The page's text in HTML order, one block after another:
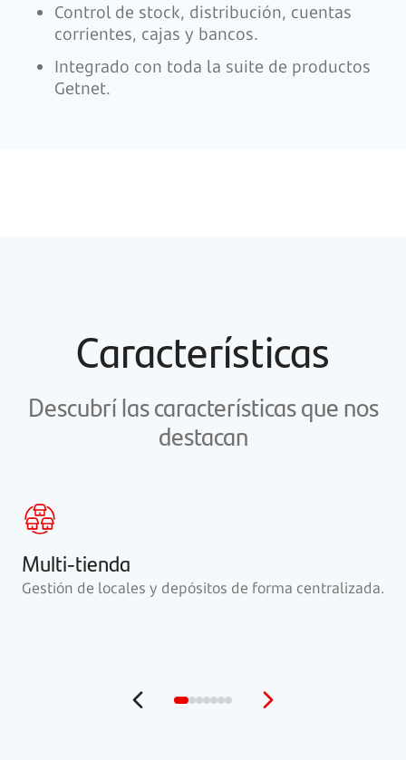
Control de stock, distribución, cuentas
corrientes, cajas y bancos.
Integrado con toda la suite de productos
Getnet.
Características
Descubrí las características que nos
destacan
Multi-tienda
Gestión de locales y depósitos de forma centralizada.